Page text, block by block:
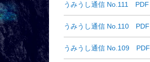
うみうし通信 No.111 PDF
うみうし通信 No.110 PDF
うみうし通信 No.109 PDF